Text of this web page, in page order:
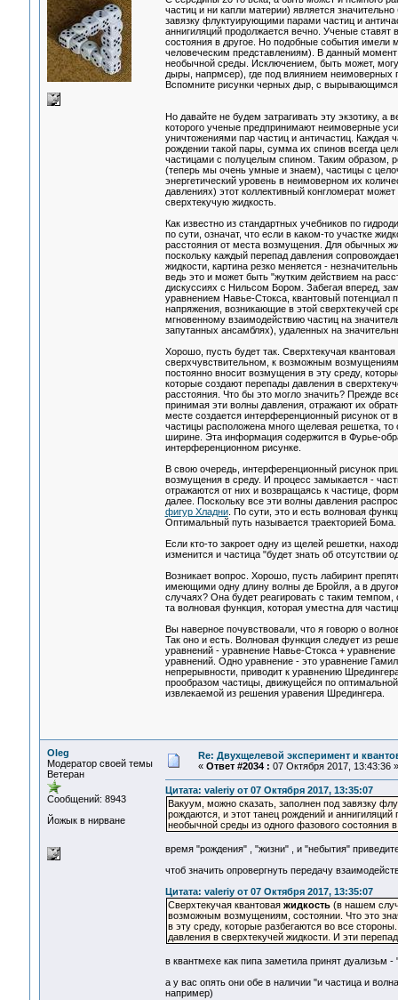
частиц и ни капли материи) является
завязку флуктуирующими парами частиц и
аннигиляций продолжается вечно. Ученые
состояния в другое. Но подобные события
человеческим представлениям). В данный момент
необычной среды. Исключением, быть может,
дыры, напрмсер), где под влиянием неимоверных
Вспомните рисунки черных дыр, с
Но давайте не будем затрагивать эту экзотику,
которого ученые предпринимают неимоверные
уничтожениями пар частиц и античастиц.
рождении такой пары, сумма их спинов всегда
частицами с полуцелым спином. Таким образом,
(теперь мы очень умные и знаем), частицы с
энергетический уровень в неимоверном их
давлениях) этот коллективный конгломерат
сверхтекучую жидкость.
Как известно из стандартных учебников по
по сути, означат, что если в каком-то участке
расстояния от места возмущения. Для обычных
поскольку каждый перепад давления
жидкости, картина резко меняется -
ведь это и может быть "жутким действием на
дискуссиях с Нильсом Бором. Забегая вперед,
уравнением Навье-Стокса, квантовый
напряжения, возникающие в этой сверхтекучей
мгновенному взаимодействию частиц на
запутанных ансамблях), удаленных на
Хорошо, пусть будет так. Сверхтекучая
сверхчувствительном, к возможным
постоянно вносит возмущения в эту среду,
которые создают перепады давления в
расстояния. Что бы это могло значить? Прежде
принимая эти волны давления, отражают их
месте создается интерференционный рисунок
частицы расположена много щелевая решетка,
ширине. Эта информация содержится в Фурье-
интерференционном рисунке.
В свою очередь, интерференционный рисунок
возмущения в среду. И процесс замыкается -
отражаются от них и возвращаясь к частице,
далее. Поскольку все эти волны давления
фигур Хладни. По сути, это и есть волновая
Оптимальный путь называется траекторией Бома.
Если кто-то закроет одну из щелей решетки,
изменится и частица "будет знать об отсутствии
Возникает вопрос. Хорошо, пусть лабиринт
имеющими одну длину волны де Бройля, а в
случаях? Она будет реагировать с таким
та волновая функция, которая уместна для
Вы наверное почувствовали, что я говорю о
Так оно и есть. Волновая функция следует из
уравнений - уравнение Навье-Стокса +
уравнений. Одно уравнение - это уравнение
непрерывности, приводит к уравнению
прообразом частицы, движущейся по
извлекаемой из решения уравения Шредингера.
Oleg
Модератор своей темы
Ветеран
Сообщений: 8943
Йожык в нирване
Re: Двухщелевой эксперимент и
« Ответ #2034 : 07 Октября 2017, 13:43:36 »
Цитата: valeriy от 07 Октября 2017, 13:35:07
Вакуум, можно сказать, заполнен под завязку
рождаются, и этот танец рождений и
необычной среды из одного фазового состояния в
время "рождения" , "жизни" , и "небытия"
чтоб значить опровергнуть передачу
Цитата: valeriy от 07 Октября 2017, 13:35:07
Сверхтекучая квантовая жидкость(в нашем
возможным возмущениям, состоянии. Что это
в эту среду, которые разбегаются во все
давления в сверхтекучей жидкости. И эти
в квантмехе как пипа заметила принят дуализьм -
а у вас опять они обе в наличии "и частица и
например)